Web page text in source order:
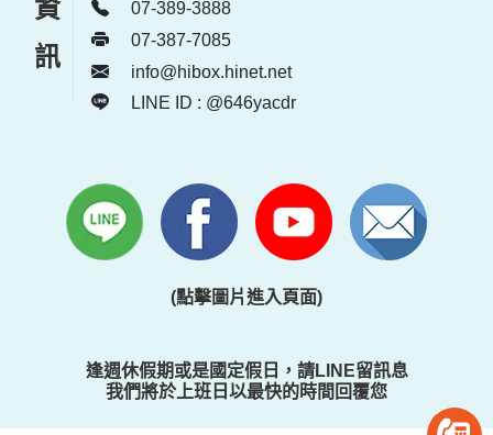
07-389-3888
07-387-7085
info@hibox.hinet.net
LINE ID : @646yacdr
(點擊圖片進入頁面)
逢週休假期或是國定假日，請LINE留訊息
我們將於上班日以最快的時間回覆您